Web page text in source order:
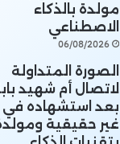
مولدة بالذكاء
الاصطناعي
06/08/2026
الصورة المتداولة
لاتصال أم شهيد
بعد استشهاده في
غير حقيقية